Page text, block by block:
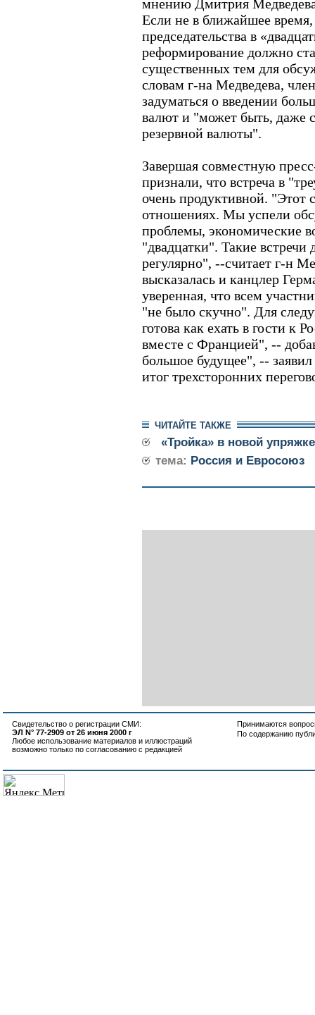
мнению Дмитрия
Если не в ближайшее
председательства в
реформирование должно
существенных тем для
словам г-на Медведева,
задуматься о введении
валют и "может быть, даже
резервной валюты".
Завершая совместную
признали, что встреча в
очень продуктивной. "Этот
отношениях. Мы успели
проблемы, экономические
"двадцатки". Такие
регулярно", --считает г-н
высказалась и канцлер
уверенная, что всем
"не было скучно". Для
готова как ехать в гости к
вместе с Францией", --
большое будущее", --
итог трехсторонних
ЧИТАЙТЕ ТАКЖЕ
«Тройка» в новой упряжке
тема: Россия и Евросоюз
Свидетельство о регистрации СМИ:
ЭЛ N° 77-2909 от 26 июня 2000 г
Любое использование материалов и иллюстраций
возможно только по согласованию с редакцией
Принимаются
По содержанию